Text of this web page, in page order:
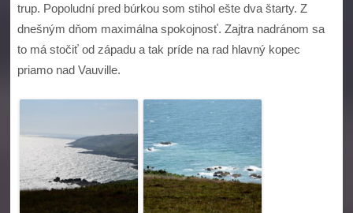
trup. Popoludní pred búrkou som stihol ešte dva štarty. Z
dnešným dňom maximálna spokojnosť. Zajtra nadránom sa
to má stočiť od západu a tak príde na rad hlavný kopec
priamo nad Vauville.